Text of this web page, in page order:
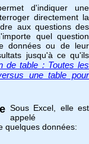
d'indiquer une
directement la
aux questions des
quel question
données ou de leur
jusqu'à ce qu'ils
de table : Toutes les
une table pour
Sous Excel, elle est
appelé
quelques données: